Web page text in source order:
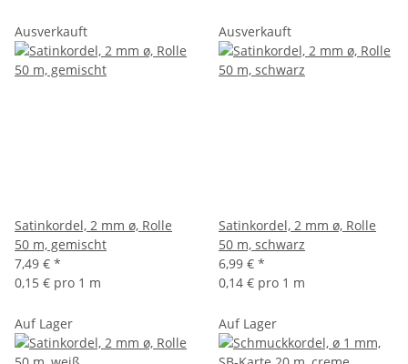
Ausverkauft
Satinkordel, 2 mm ø, Rolle
50 m, gemischt
7,49 € *
0,15 € pro 1 m
Ausverkauft
Satinkordel, 2 mm ø, Rolle
50 m, schwarz
6,99 € *
0,14 € pro 1 m
Auf Lager Auf Lager